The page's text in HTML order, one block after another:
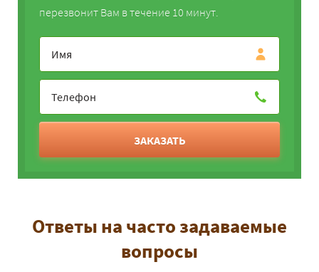
перезвонит Вам в течение 10 минут.
ЗАКАЗАТЬ
Ответы на часто задаваемые
вопросы